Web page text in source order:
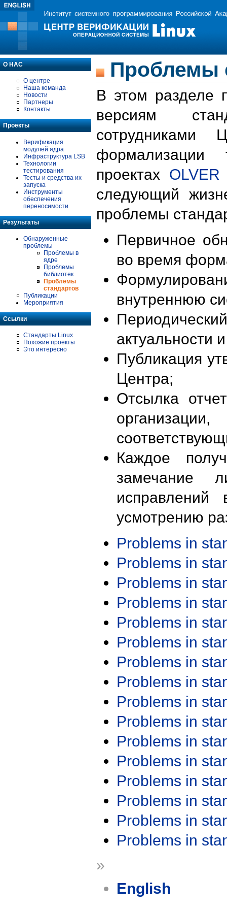
О НАС
О центре
Наша команда
Новости
Партнеры
Контакты
Проекты
Верификация
модулей ядра
Инфраструктура LSB
Технологии
тестирования
Тесты и средства их
запуска
Инструменты
обеспечения
переносимости
Результаты
Обнаруженные
проблемы
Проблемы в
ядре
Проблемы
библиотек
Проблемы
стандартов
Публикации
Мероприятия
Ссылки
Стандарты Linux
Похожие проекты
Это интересно
Проблемы
В этом разделе
версиям
формализации
проектах OLVER
следующий
проблемы
Первичное
во время
внутреннюю
актуальности
Публикация
Центра;
Отсылка
Каждое
замечание
исправлений
усмотрению
Problems in
Problems in
Problems in
Problems in
Problems in
Problems in
Problems in
Problems in
Problems in
Problems in
Problems in
Problems in
Problems in
Problems in
Problems in
Problems in
»
English